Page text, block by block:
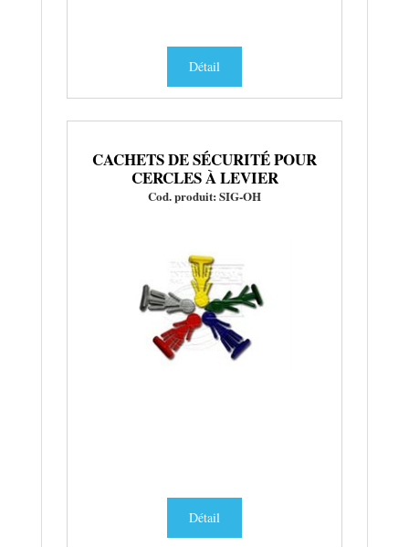
Détail
CACHETS DE SÉCURITÉ POUR
CERCLES À LEVIER
Cod. produit: SIG-OH
Détail